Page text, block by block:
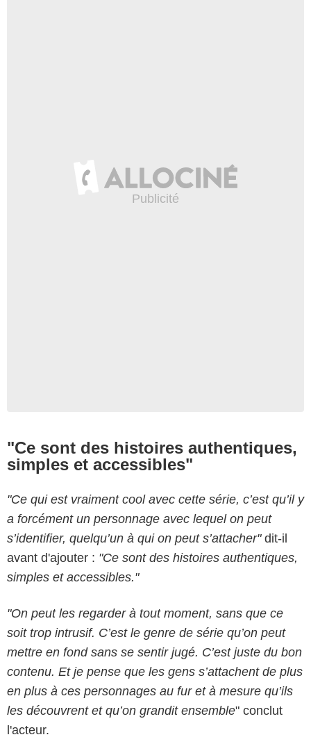
"Ce sont des histoires authentiques,
simples et accessibles"
"Ce qui est vraiment cool avec cette série, c’est qu’il y
a forcément un personnage avec lequel on peut
s’identifier, quelqu’un à qui on peut s’attacher"dit-il
avant d'ajouter : "Ce sont des histoires authentiques,
simples et accessibles."
"On peut les regarder à tout moment, sans que ce
soit trop intrusif. C’est le genre de série qu’on peut
mettre en fond sans se sentir jugé. C’est juste du bon
contenu. Et je pense que les gens s’attachent de plus
en plus à ces personnages au fur et à mesure qu’ils
les découvrent et qu’on grandit ensemble" conclut
l'acteur.